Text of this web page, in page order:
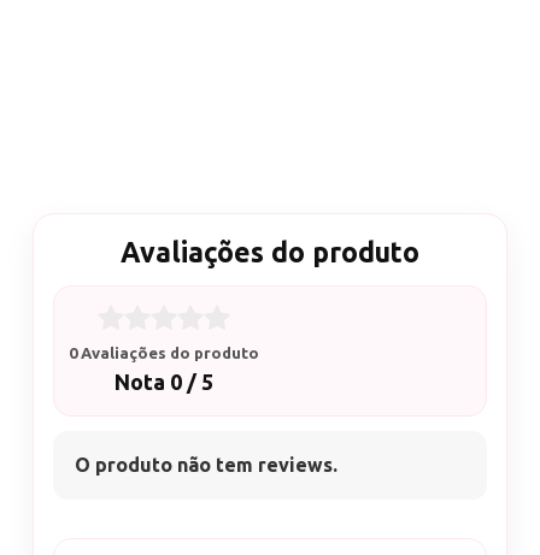
Avaliações do produto
0 Avaliações do produto
Nota 0 / 5
O produto não tem reviews.